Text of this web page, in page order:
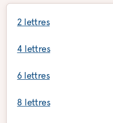
2 lettres
4 lettres
6 lettres
8 lettres